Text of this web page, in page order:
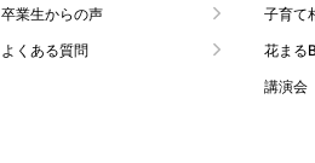
卒業生からの声
よくある質問
子育て
花まる
講演会